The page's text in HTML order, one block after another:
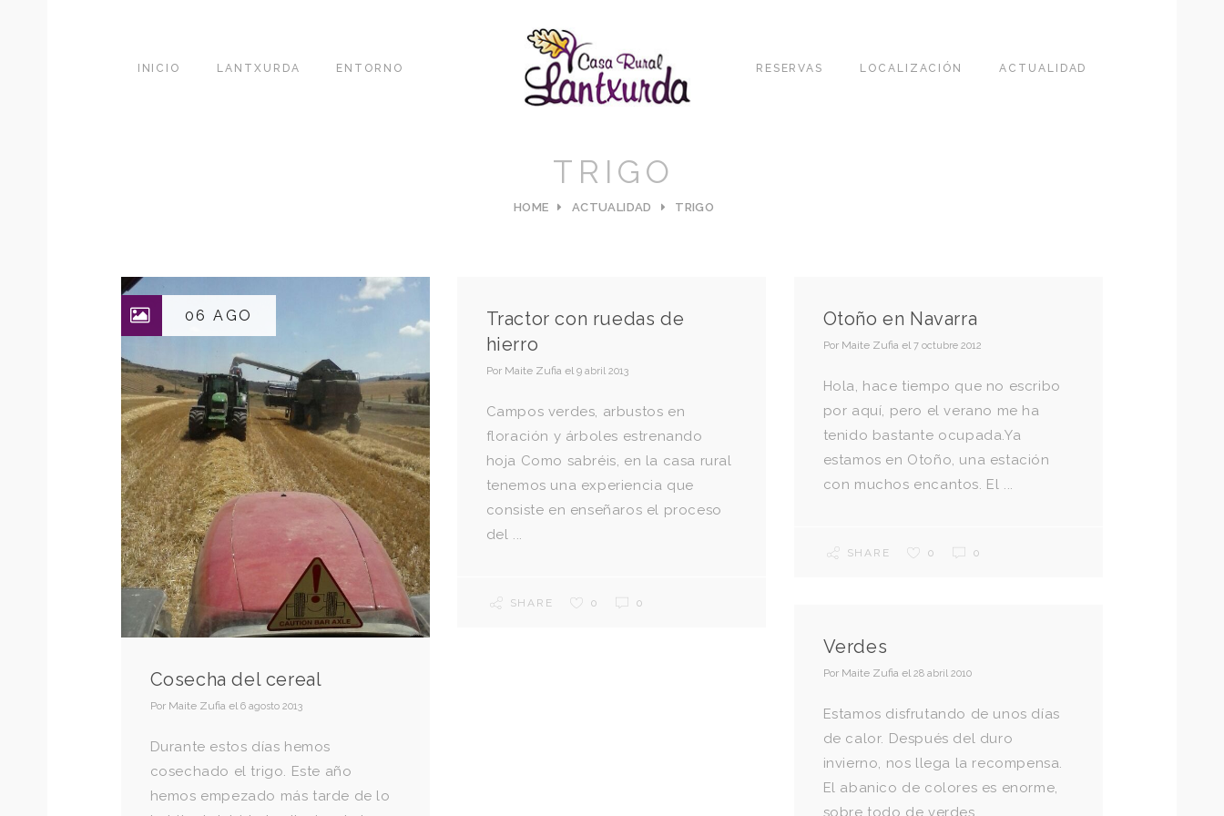
INICIO LANTXURDA ENTORNO RESERVAS LOCALIZACIÓN ACTUALIDAD
TRIGO
HOME ACTUALIDAD TRIGO
06 AGO
Cosecha del cereal
Por Maite Zufia el6 agosto 2013
Durante estos días hemos
cosechado el trigo. Este año
hemos empezado más tarde de lo
Tractor con ruedas de
hierro
Por Maite Zufia el9 abril 2013
Campos verdes, arbustos en
floración y árboles estrenando
hoja Como sabréis, en la casa rural
tenemos una experiencia que
consiste en enseñaros el proceso
del ...
SHARE 0 0
Otoño en Navarra
Por Maite Zufia el7 octubre 2012
Hola, hace tiempo que no escribo
por aquí, pero el verano me ha
tenido bastante ocupada.Ya
estamos en Otoño, una estación
con muchos encantos. El ...
SHARE 0 0
Verdes
Por Maite Zufia el28 abril 2010
Estamos disfrutando de unos días
de calor. Después del duro
invierno, nos llega la recompensa.
El abanico de colores es enorme,
sobre todo de verdes. ...